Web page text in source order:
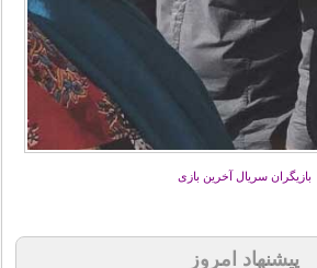
بازیگران سریال آخرین بازی
پیشنهاد امروز